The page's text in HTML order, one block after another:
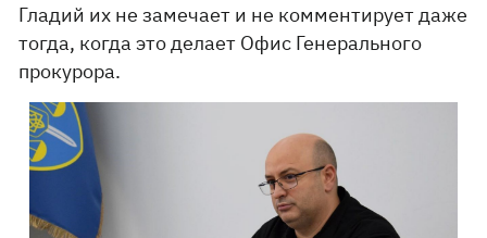
Гладий их не замечает и не комментирует даже
тогда, когда это делает Офис Генерального
прокурора.